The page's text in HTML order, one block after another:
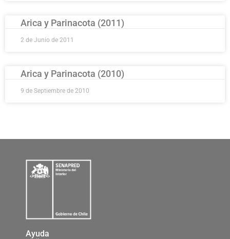
Arica y Parinacota (2011)
2 de Junio de 2011
Arica y Parinacota (2010)
9 de Septiembre de 2010
Ayuda